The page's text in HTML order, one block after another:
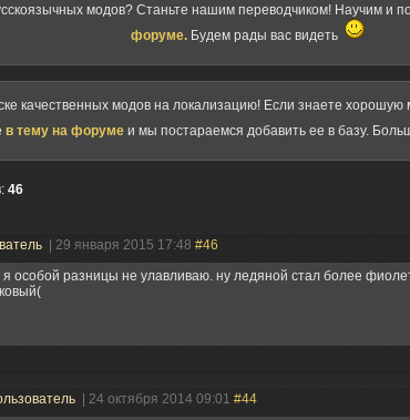
модов? Станьте нашим переводчиком! Научим и
форуме. Будем рады вас видеть
качественных модов на локализацию! Если знаете
в тему на форуме и мы постараемся добавить ее в базу.
: 46
| 29 января 2015 17:48 #46
я особой разницы не улавливаю. ну ледяной стал более
| 24 октября 2014 09:01 #44